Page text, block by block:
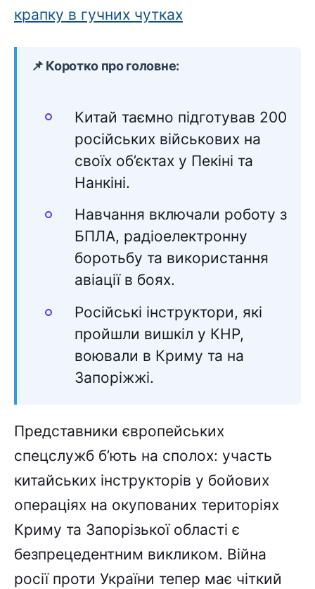
крапку в гучних чутках
📌 Коротко про головне:
Китай таємно підготував 200
російських військових на
своїх об’єктах у Пекіні та
Нанкіні.
Навчання включали роботу з
БПЛА, радіоелектронну
боротьбу та використання
авіації в боях.
Російські інструктори, які
пройшли вишкіл у КНР,
воювали в Криму та на
Запоріжжі.
Представники європейських
спецслужб б’ють на сполох: участь
китайських інструкторів у бойових
операціях на окупованих територіях
Криму та Запорізької області є
безпрецедентним викликом. Війна
росії проти України тепер має чіткий